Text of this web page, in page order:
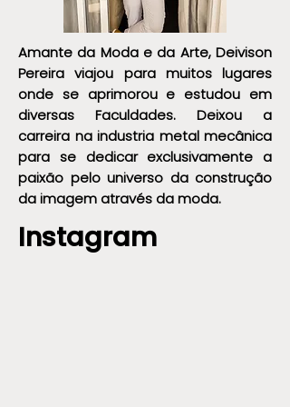
Amante da Moda e da Arte, Deivison
Pereira viajou para muitos lugares
onde se aprimorou e estudou em
diversas Faculdades. Deixou a
carreira na industria metal mecânica
para se dedicar exclusivamente a
paixão pelo universo da construção
da imagem através da moda.
Instagram